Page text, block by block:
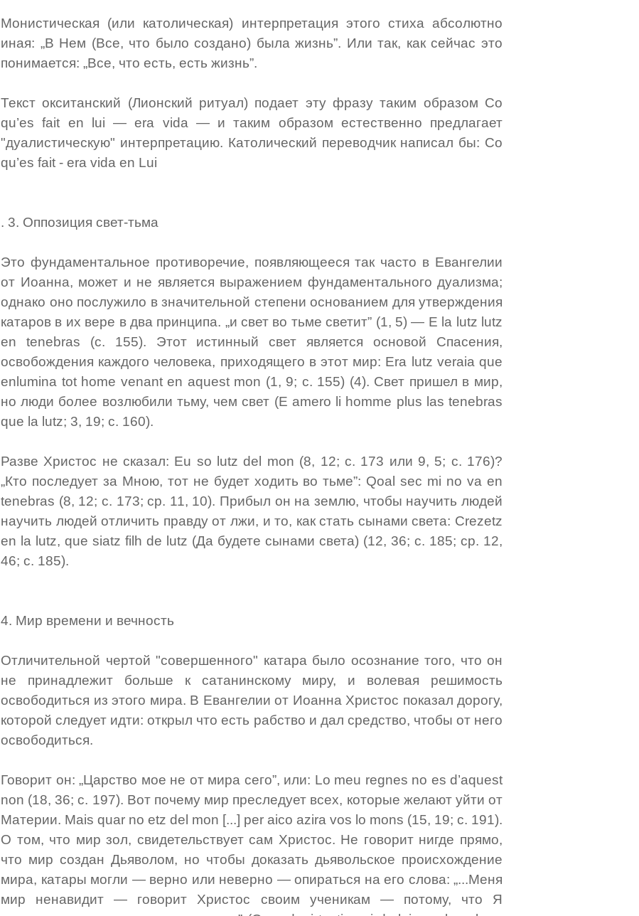
Монистическая (или католическая) интерпретация этого стиха абсолютно
иная: „В Нем (Все, что было создано) была жизнь”. Или так, как сейчас это
понимается: „Все, что есть, есть жизнь”.
Текст окситанский (Лионский ритуал) подает эту фразу таким образом Co
qu’es fait en lui — era vida — и таким образом естественно предлагает
"дуалистическую" интерпретацию. Католический переводчик написал бы: Co
qu’es fait - era vida en Lui
. 3. Оппозиция свет-тьма
Это фундаментальное противоречие, появляющееся так часто в Евангелии
от Иоанна, может и не является выражением фундаментального дуализма;
однако оно послужило в значительной степени основанием для утверждения
катаров в их вере в два принципа. „и свет во тьме светит” (1, 5) — E la lutz lutz
en tenebras (с. 155). Этот истинный свет является основой Спасения,
освобождения каждого человека, приходящего в этот мир: Era lutz veraia que
enlumina tot home venant en aquest mon (1, 9; с. 155) (4). Свет пришел в мир,
но люди более возлюбили тьму, чем свет (E amero li homme plus las tenebras
que la lutz; 3, 19; с. 160).
Разве Христос не сказал: Eu so lutz del mon (8, 12; с. 173 или 9, 5; с. 176)?
„Кто последует за Мною, тот не будет ходить во тьме”: Qoal sec mi no va en
tenebras (8, 12; с. 173; ср. 11, 10). Прибыл он на землю, чтобы научить людей
научить людей отличить правду от лжи, и то, как стать сынами света: Crezetz
en la lutz, que siatz filh de lutz (Да будете сынами света) (12, 36; с. 185; ср. 12,
46; с. 185).
4. Мир времени и вечность
Отличительной чертой "совершенного" катара было осознание того, что он
не принадлежит больше к сатанинскому миру, и волевая решимость
освободиться из этого мира. В Евангелии от Иоанна Христос показал дорогу,
которой следует идти: открыл что есть рабство и дал средство, чтобы от него
освободиться.
Говорит он: „Царство мое не от мира сего”, или: Lo meu regnes no es d’aquest
non (18, 36; с. 197). Вот почему мир преследует всех, которые желают уйти от
Материи. Mais quar no etz del mon [...] per aico azira vos lo mons (15, 19; с. 191).
О том, что мир зол, свидетельствует сам Христос. Не говорит нигде прямо,
что мир создан Дьяволом, но чтобы доказать дьявольское происхождение
мира, катары могли — верно или неверно — опираться на его слова: „...Меня
мир ненавидит — говорит Христос своим ученикам — потому, что Я